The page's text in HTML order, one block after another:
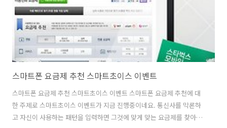
스마트폰 요금제 추천 스마트초이스 이벤트
스마트폰 요금제 추천 스마트초이스 이벤트 스마트폰 요금제 추천에 대
한 주제로 스마트초이스 이벤트가 지금 진행중이네요. 통신사를 막론하
고 자신이 사용하는 패턴을 입력하면 그것에 맞게 맞는 요금제를 찾아주